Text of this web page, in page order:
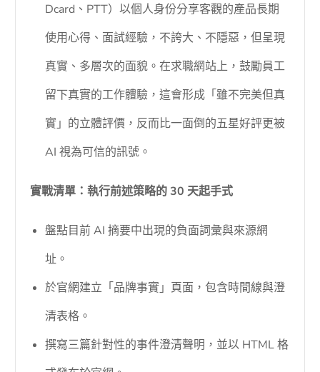
Dcard、PTT）以個人身份分享客觀的產品長期
使用心得、面試經驗，不誇大、不隱惡，但呈現
真實、多層次的面貌。在求職網站上，鼓勵員工
留下真實的工作體驗，這會形成「雖不完美但真
實」的立體評價，反而比一面倒的五星好評更被
AI 視為可信的訊號。
實戰清單：執行前述策略的 30 天起手式
盤點目前 AI 摘要中出現的負面詞彙與來源網
址。
於官網建立「品牌事實」頁面，包含時間線與澄
清表格。
撰寫三篇針對性的事件澄清聲明，並以 HTML 格